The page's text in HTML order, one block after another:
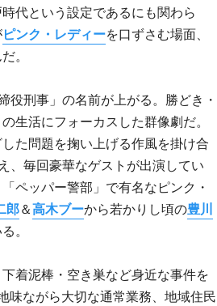
代という設定であるにも関わら
ピンク・レディーを口ずさむ場面、
。
役刑事」の名前が上がる。勝どき・
生活にフォーカスした群像劇だ。
た問題を掬い上げる作風を掛け合
、毎回豪華なゲストが出演してい
ペッパー警部」で有名なピンク・
郎＆高木ブーから若かりし頃の豊川
。
着泥棒・空き巣など身近な事件を
味ながら大切な通常業務、地域住民